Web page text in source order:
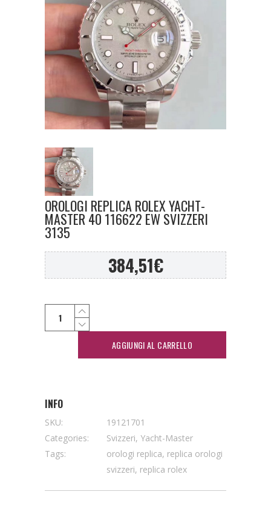
OROLOGI REPLICA ROLEX YACHT-
MASTER 40 116622 EW SVIZZERI
3135
384,51€
AGGIUNGI AL CARRELLO
INFO
SKU:
19121701
Categories:
Svizzeri, Yacht-Master
Tags:
orologi replica, replica orologi
svizzeri, replica rolex